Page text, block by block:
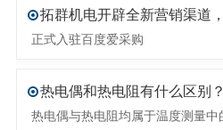
正式入驻百度爱采购
热电偶和热电阻有什么区别？